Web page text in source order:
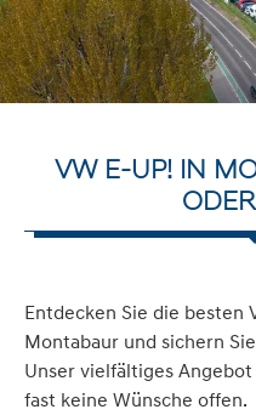
VW E-UP! IN
Entdecken Sie die besten
Montabaur und sichern
Unser vielfältiges
fast keine Wünsche offen.